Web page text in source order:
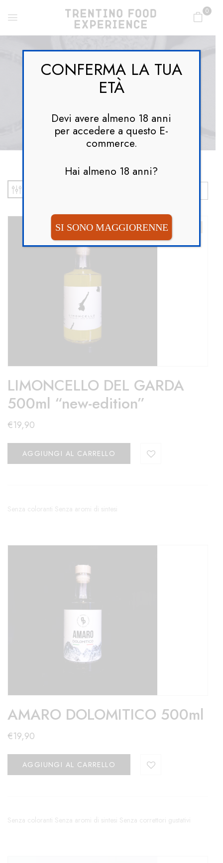
0
Limonesulgarda
LIMONCELLO DEL GARDA
500ml “new-edition”
€19,90
AGGIUNGI AL CARRELLO
Senza coloranti Senza aromi di sintesi
AMARO DOLOMITICO 500ml
€19,90
AGGIUNGI AL CARRELLO
Senza coloranti Senza aromi di sintesi Senza correttori gustativi
CONFERMA LA TUA
ETÀ
Devi avere almeno 18 anni
per accedere a questo E-
commerce.
Hai almeno 18 anni?
SI SONO MAGGIORENNE